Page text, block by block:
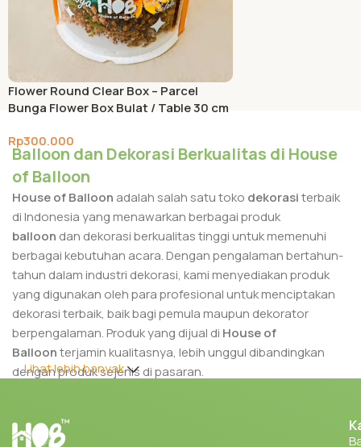
Flower Round Clear Box – Parcel
Bunga Flower Box Bulat / Table 30 cm
Rp300.000
Add To Cart
Balloon dan Dekorasi Berkualitas di House
of Balloon
House of Balloon adalah salah satu toko dekorasiterbaik
di Indonesia yang menawarkan berbagai produk
balloon dan dekorasi berkualitas tinggi untuk memenuhi
berbagai kebutuhan acara. Dengan pengalaman bertahun-
tahun dalam industri dekorasi, kami menyediakan produk
yang digunakan oleh para profesional untuk menciptakan
dekorasi terbaik, baik bagi pemula maupun dekorator
berpengalaman. Produk yang dijual di House of
Balloonterjamin kualitasnya, lebih unggul dibandingkan
dengan produk sejenis di pasaran.
kebutuhan dekorasi di berbagai acara, seperti pernikahan,
Lihat lebih banyak